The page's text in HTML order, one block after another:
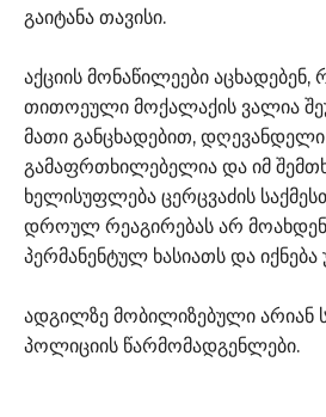
გაიტანა თავისი.
აქციის მონაწილეები
თითოეული მოქალაქის ვალია
მათი განცხადებით, დღევანდელი
გამაფრთხილებელია და იმ
ხელისუფლება ცერცვაძის
დროულ რეაგირებას არ
პერმანენტულ ხასიათს და
ადგილზე მობილიზებული არიან
პოლიციის წარმომადგენლები.